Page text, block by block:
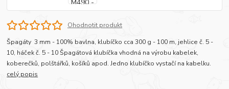
Ohodnotit produkt
Špagáty 3 mm - 100% bavlna, klubíčko cca 300 g - 100 m, jehlice č. 5 -
10, háček č. 5 - 10 Špagátová klubíčka vhodná na výrobu kabelek,
koberečků, polštářků, košíků apod. Jedno klubíčko vystačí na kabelku.
celý popis